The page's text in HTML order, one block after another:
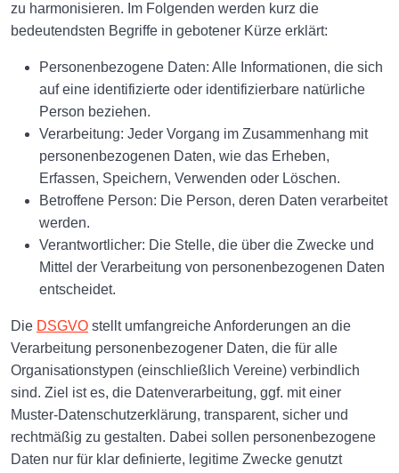
zu harmonisieren. Im Folgenden werden kurz die
bedeutendsten Begriffe in gebotener Kürze erklärt:
Personenbezogene Daten: Alle Informationen, die sich
auf eine identifizierte oder identifizierbare natürliche
Person beziehen.
Verarbeitung: Jeder Vorgang im Zusammenhang mit
personenbezogenen Daten, wie das Erheben,
Erfassen, Speichern, Verwenden oder Löschen.
Betroffene Person: Die Person, deren Daten verarbeitet
werden.
Verantwortlicher: Die Stelle, die über die Zwecke und
Mittel der Verarbeitung von personenbezogenen Daten
entscheidet.
Die DSGVO stellt umfangreiche Anforderungen an die
Verarbeitung personenbezogener Daten, die für alle
Organisationstypen (einschließlich Vereine) verbindlich
sind. Ziel ist es, die Datenverarbeitung, ggf. mit einer
Muster-Datenschutzerklärung, transparent, sicher und
rechtmäßig zu gestalten. Dabei sollen personenbezogene
Daten nur für klar definierte, legitime Zwecke genutzt